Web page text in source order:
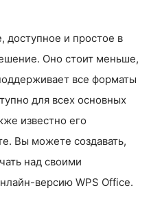
доступное и простое в
Оно стоит меньше,
все форматы
для всех основных
известно его
Вы можете создавать,
над своими
версию WPS Office.